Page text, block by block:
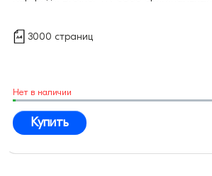
3000 страниц
Нет в наличии
Купить